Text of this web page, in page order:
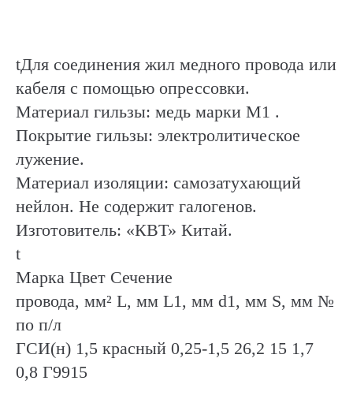
tДля соединения жил медного провода или
кабеля с помощью опрессовки.
Материал гильзы: медь марки М1 .
Покрытие гильзы: электролитическое
лужение.
Материал изоляции: самозатухающий
нейлон. Не содержит галогенов.
Изготовитель: «КВТ» Китай.
t
Марка Цвет Сечение
провода, мм² L, мм L1, мм d1, мм S, мм №
по п/л
ГСИ(н) 1,5 красный 0,25-1,5 26,2 15 1,7
0,8 Г9915